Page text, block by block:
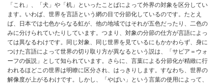
「これ」、「犬」や「机」といったことばによって外界の対象を区分してい
ます。いわば、世界を言語という網の目で分節化しているのです。たとえ
ば、日本では七色からなる虹が、他の地域ではそれが五色だったり、二色の
みに分けられていたりしています。つまり、対象の分節の仕方が言語によっ
ては異なるわけです。同じ対象、同じ世界を見ているにもかかわらず、身に
つけた言語によって世界の切り取り方が異なるという説は、「サピア＝ウォ
ーフの仮説」として知られています。さらに、言葉による分節化が精緻に行
われるほどこの世界は明瞭に区分され、はっきりします。すなわち、世界の
解像度が上がるわけです。しかし、「やばい」という言葉の使用によって、